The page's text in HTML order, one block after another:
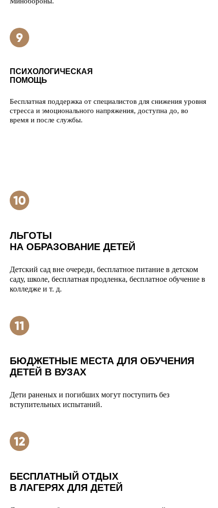
ПСИХОЛОГИЧЕСКАЯ
ПОМОЩЬ
Бесплатная поддержка от специалистов для снижения уровня
стресса и эмоционального напряжения, доступна до, во
время и после службы.
ЛЬГОТЫ
НА ОБРАЗОВАНИЕ ДЕТЕЙ
Детский сад вне очереди, бесплатное питание в детском
саду, школе, бесплатная продленка, бесплатное обучение в
колледже и т. д.
БЮДЖЕТНЫЕ МЕСТА ДЛЯ ОБУЧЕНИЯ
ДЕТЕЙ В ВУЗАХ
Дети раненых и погибших могут поступить без
вступительных испытаний.
БЕСПЛАТНЫЙ ОТДЫХ
В ЛАГЕРЯХ ДЛЯ ДЕТЕЙ